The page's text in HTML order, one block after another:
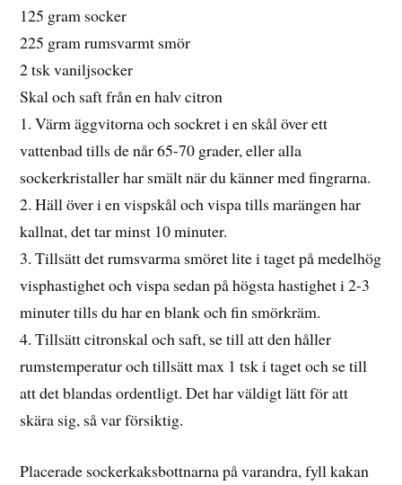
125 gram socker
225 gram rumsvarmt smör
2 tsk vaniljsocker
Skal och saft från en halv citron
1. Värm äggvitorna och sockret i en skål över ett
vattenbad tills de når 65-70 grader, eller alla
sockerkristaller har smält när du känner med fingrarna.
2. Häll över i en vispskål och vispa tills marängen har
kallnat, det tar minst 10 minuter.
3. Tillsätt det rumsvarma smöret lite i taget på medelhög
visphastighet och vispa sedan på högsta hastighet i 2-3
minuter tills du har en blank och fin smörkräm.
4. Tillsätt citronskal och saft, se till att den håller
rumstemperatur och tillsätt max 1 tsk i taget och se till
att det blandas ordentligt. Det har väldigt lätt för att
skära sig, så var försiktig.
Placerade sockerkaksbottnarna på varandra, fyll kakan